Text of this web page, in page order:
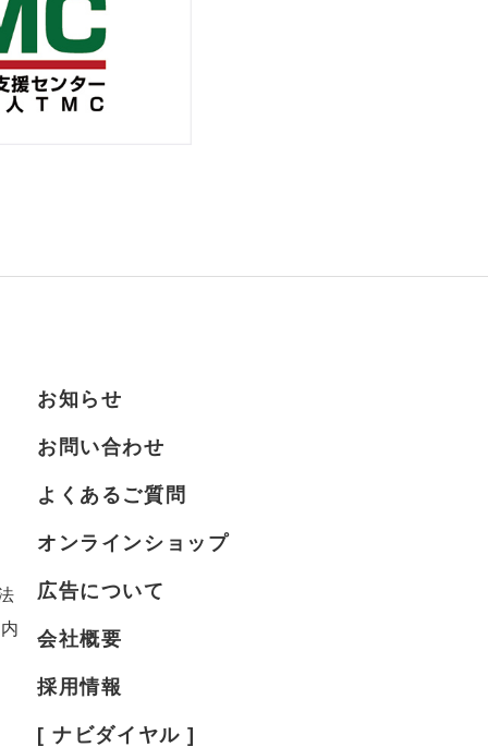
お知らせ
お問い合わせ
よくあるご質問
オンラインショップ
広告について
会社概要
採用情報
[ ナビダイヤル ]